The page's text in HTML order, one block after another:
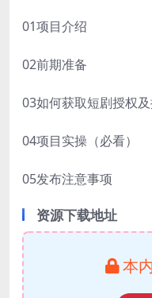
01项目介绍
02前期准备
03如何获取短剧授权及
04项目实操（必看）
05发布注意事项
资源下载地址
本